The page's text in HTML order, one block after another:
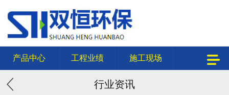
产品中心 工程业绩 施工现场
行业资讯